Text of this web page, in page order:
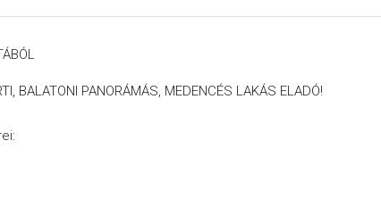
BALATONI PANORÁMÁS, MEDENCÉS LAKÁS ELADÓ!